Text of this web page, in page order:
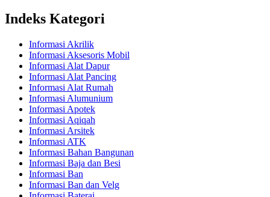
Indeks Kategori
Informasi Akrilik
Informasi Aksesoris Mobil
Informasi Alat Dapur
Informasi Alat Pancing
Informasi Alat Rumah
Informasi Alumunium
Informasi Apotek
Informasi Aqiqah
Informasi Arsitek
Informasi ATK
Informasi Bahan Bangunan
Informasi Baja dan Besi
Informasi Ban
Informasi Ban dan Velg